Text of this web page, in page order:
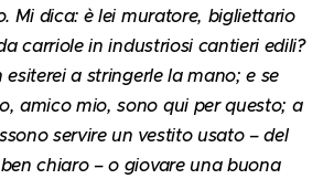
Mi dica: è lei muratore, bigliettario
carriole in industriosi cantieri edili?
a stringerle la mano; e se
amico mio, sono qui per questo; a
servire un vestito usato – del
chiaro – o giovare una buona